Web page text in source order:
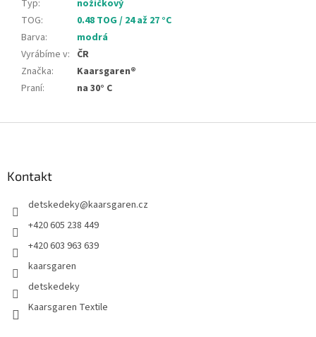
Typ:
nožičkový
TOG:
0.48 TOG / 24 až 27 °C
Barva:
modrá
Vyrábíme v: ČR
Značka:
Kaarsgaren®
Praní: na 30° C
Kontakt
detskedeky@kaarsgaren.cz
+420 605 238 449
+420 603 963 639
kaarsgaren
detskedeky
Kaarsgaren Textile